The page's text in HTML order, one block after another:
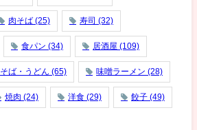
肉そば (25) 寿司 (32)
食パン (34) 居酒屋 (109)
そば・うどん (65) 味噌ラーメン (28)
焼肉 (24) 洋食 (29) 餃子 (49)